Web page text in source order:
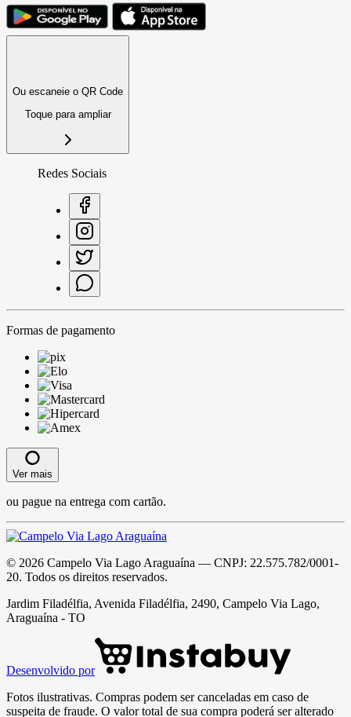
Ou escaneie o QR Code
Toque para ampliar
Redes Sociais
Formas de pagamento
Ver mais
ou pague na entrega com cartão.
© 2026 Campelo Via Lago Araguaína — CNPJ: 22.575.782/0001-
20. Todos os direitos reservados.
Jardim Filadélfia, Avenida Filadélfia, 2490, Campelo Via Lago,
Araguaína - TO
Desenvolvido por
Fotos ilustrativas. Compras podem ser canceladas em caso de
suspeita de fraude. O valor total de sua compra poderá ser alterado